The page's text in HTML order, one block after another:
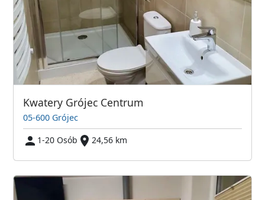
Kwatery Grójec Centrum
05-600 Grójec
1-20 Osób
24,56 km